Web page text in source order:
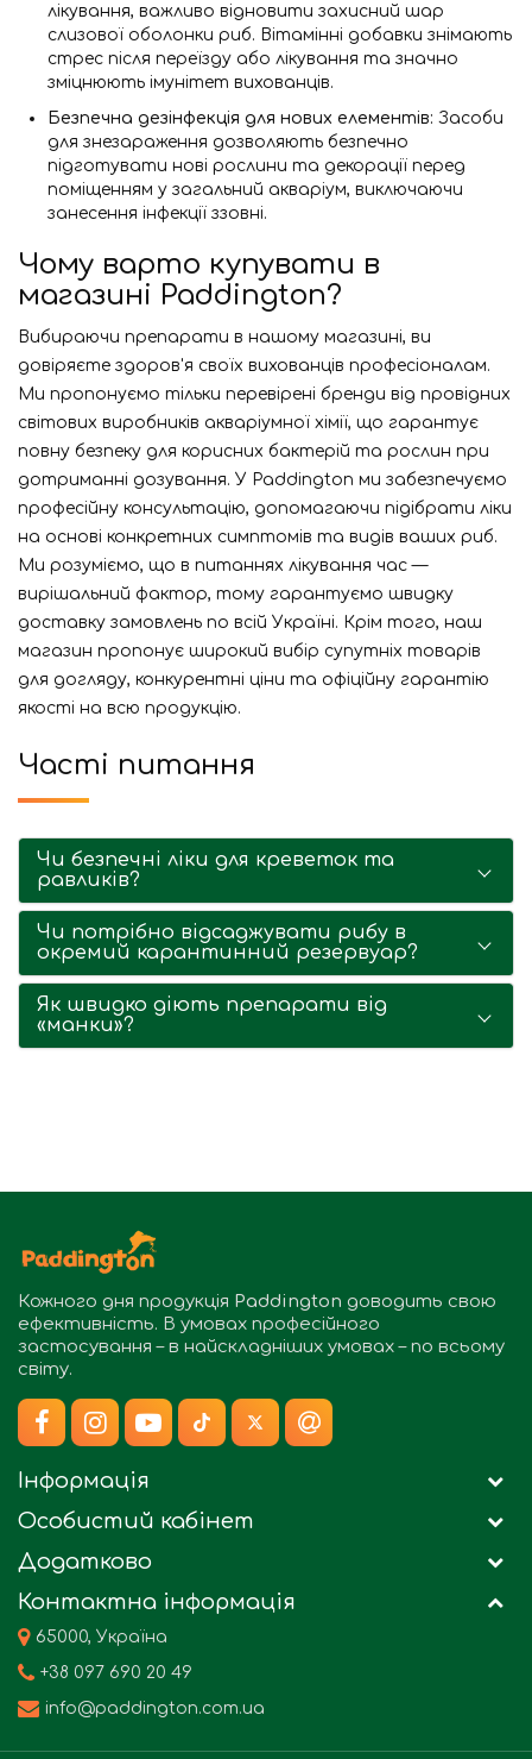
лікування, важливо відновити захисний шар
слизової оболонки риб. Вітамінні добавки знімають
стрес після переїзду або лікування та значно
зміцнюють імунітет вихованців.
Безпечна дезінфекція для нових елементів: Засоби
для знезараження дозволяють безпечно
підготувати нові рослини та декорації перед
поміщенням у загальний акваріум, виключаючи
занесення інфекції ззовні.
Чому варто купувати в
магазині Paddington?
Вибираючи препарати в нашому магазині, ви
довіряєте здоров'я своїх вихованців професіоналам.
Ми пропонуємо тільки перевірені бренди від провідних
світових виробників акваріумної хімії, що гарантує
повну безпеку для корисних бактерій та рослин при
дотриманні дозування. У Paddington ми забезпечуємо
професійну консультацію, допомагаючи підібрати ліки
на основі конкретних симптомів та видів ваших риб.
Ми розуміємо, що в питаннях лікування час —
вирішальний фактор, тому гарантуємо швидку
доставку замовлень по всій Україні. Крім того, наш
магазин пропонує широкий вибір супутніх товарів
для догляду, конкурентні ціни та офіційну гарантію
якості на всю продукцію.
Часті питання
Чи безпечні ліки для креветок та
равликів?
Чи потрібно відсаджувати рибу в
окремий карантинний резервуар?
Як швидко діють препарати від
«манки»?
Кожного дня продукція Paddington доводить свою
ефективність. В умовах професійного
застосування – в найскладніших умовах – по всьому
світу.
Інформація
Особистий кабінет
Додатково
Контактна інформація
65000, Україна
+38 097 690 20 49
info@paddington.com.ua